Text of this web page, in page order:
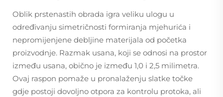
Oblik prstenastih obrada igra veliku ulogu u
određivanju simetričnosti formiranja mjehurića i
nepromijenjene debljine materijala od početka
proizvodnje. Razmak usana, koji se odnosi na prostor
između usana, obično je između 1,0 i 2,5 milimetra.
Ovaj raspon pomaže u pronalaženju slatke točke
gdje postoji dovoljno otpora za kontrolu protoka, ali